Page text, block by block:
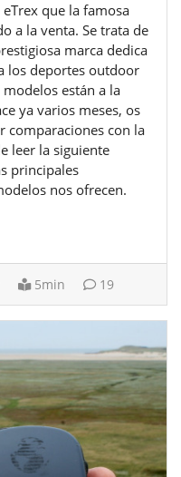
que la famosa
a la venta. Se trata de
marca dedica
los deportes outdoor
están a la
ya varios meses, os
comparaciones con la
leer la siguiente
principales
nos ofrecen.
5min 19